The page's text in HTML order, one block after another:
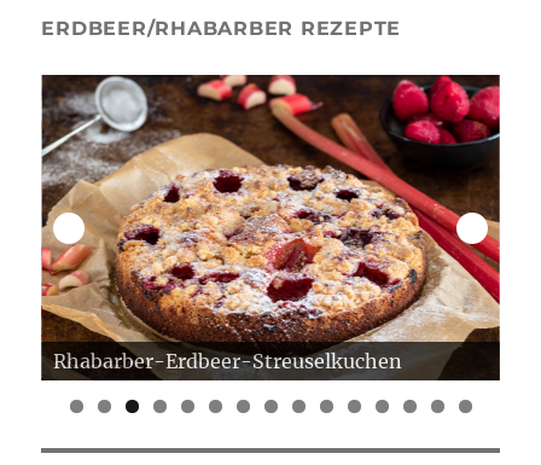
ERDBEER/RHABARBER REZEPTE
Rhabarber-Erdbeer-Streuselkuchen
0 1 2 3 4 5